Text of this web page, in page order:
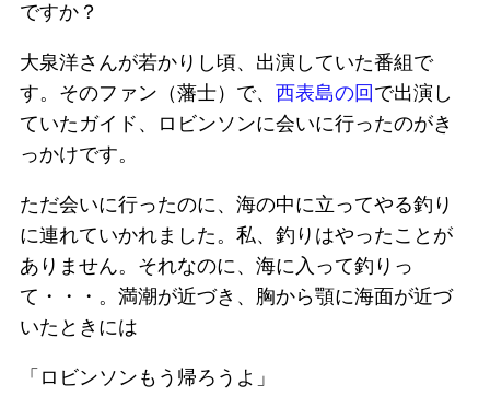
ですか？
大泉洋さんが若かりし頃、出演していた番組で
す。そのファン（藩士）で、 西表島の回 で出演し
ていたガイド、ロビンソンに会いに行ったのがき
っかけです。
ただ会いに行ったのに、海の中に立ってやる釣り
に連れていかれました。私、釣りはやったことが
ありません。それなのに、海に入って釣りっ
て・・・。満潮が近づき、胸から顎に海面が近づ
いたときには
「ロビンソンもう帰ろうよ」